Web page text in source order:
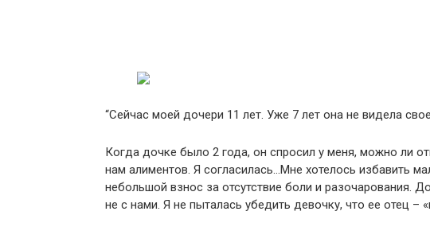
“Сейчас моей дочери 11 лет. Уже 7 лет она не видела
Когда дочке было 2 года, он спросил у меня, можно ли
нам алиментов. Я согласилась…Мне хотелось избавить
небольшой взнос за отсутствие боли и разочарования.
не с нами. Я не пыталась убедить девочку, что ее отец –